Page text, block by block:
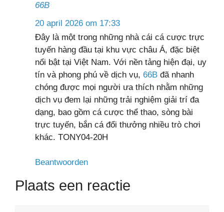
66B
20 april 2026 om 17:33
Đây là một trong những nhà cái cá cược trực
tuyến hàng đầu tại khu vực châu Á, đặc biệt
nổi bật tại Việt Nam. Với nền tảng hiện đại, uy
tín và phong phú về dịch vụ, 66B đã nhanh
chóng được mọi người ưa thích nhằm những
dịch vụ đem lại những trải nghiệm giải trí đa
dạng, bao gồm cá cược thể thao, sòng bài
trực tuyến, bắn cá đổi thưởng nhiều trò chơi
khác. TONY04-20H
Beantwoorden
Plaats een reactie